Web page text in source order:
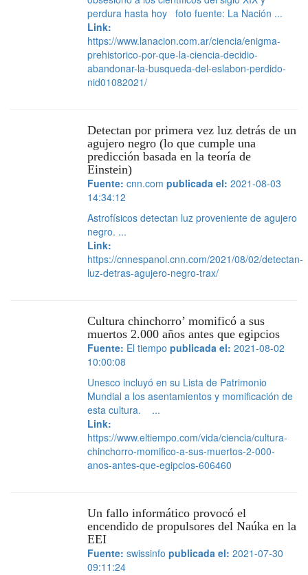
perdura hasta hoy foto fuente: La Nación ...
Link:
https://www.lanacion.com.ar/ciencia/enigma-
prehistorico-por-que-la-ciencia-decidio-
abandonar-la-busqueda-del-eslabon-perdido-
nid01082021/
Detectan por primera vez luz detrás de un
agujero negro (lo que cumple una
predicción basada en la teoría de
Einstein)
Fuente: cnn.com publicada el: 2021-08-03
14:34:12
Astrofísicos detectan luz proveniente de agujero
negro. ...
Link:
https://cnnespanol.cnn.com/2021/08/02/detectan-
luz-detras-agujero-negro-trax/
Cultura chinchorro’ momificó a sus
muertos 2.000 años antes que egipcios
Fuente: El tiempo publicada el: 2021-08-02
10:00:08
Unesco incluyó en su Lista de Patrimonio
Mundial a los asentamientos y momificación de
esta cultura. ...
Link:
https://www.eltiempo.com/vida/ciencia/cultura-
chinchorro-momifico-a-sus-muertos-2-000-
anos-antes-que-egipcios-606460
Un fallo informático provocó el
encendido de propulsores del Naúka en la
EEI
Fuente: swissinfo publicada el: 2021-07-30
09:11:24